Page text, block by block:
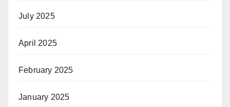
July 2025
April 2025
February 2025
January 2025